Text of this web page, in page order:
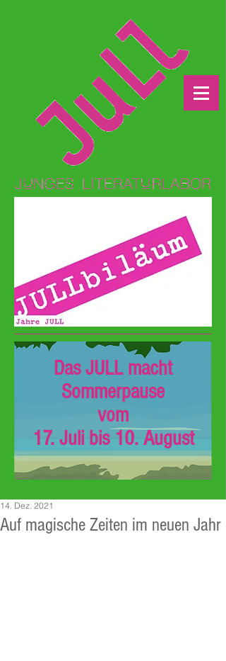
Das JULL macht
Sommerpause
vom
17. Juli bis 10. August
Auf magische Zeiten im neuen Jahr
14. Dez. 2021